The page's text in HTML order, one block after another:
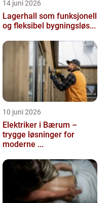
14 juni 2026
Lagerhall som funksjonell
og fleksibel bygningsløs...
10 juni 2026
Elektriker i Bærum –
trygge løsninger for
moderne ...